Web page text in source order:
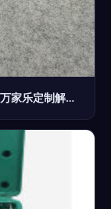
实用的电热水器排污口扳手 为美的、樱花、万家乐定制解决方案